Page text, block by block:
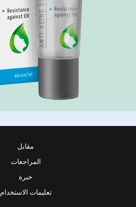
مقابل
المراجعات
خبرة
تعليمات الاستخدام